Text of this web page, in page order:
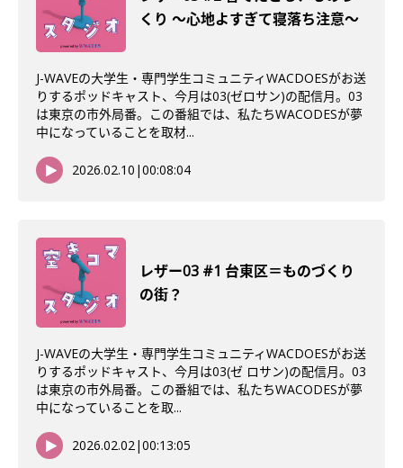
くり 〜心地よすぎて寝落ち注意〜
J-WAVEの大学生・専門学生コミュニティWACDOESがお送
りするポッドキャスト、今月は03(ゼロサン)の配信月。03
は東京の市外局番。この番組では、私たちWACODESが夢
中になっていることを取材...
2026.02.10 |00:08:04
レザー03 #1 台東区＝ものづくり
の街？
J-WAVEの大学生・専門学生コミュニティWACDOESがお送
りするポッドキャスト、今月は03(ゼ ロサン)の配信月。03
は東京の市外局番。この番組では、私たちWACODESが夢
中になっていることを取...
2026.02.02|00:13:05